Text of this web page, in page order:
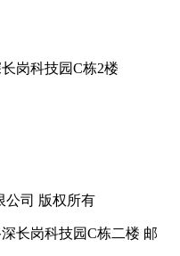
岗科技园C栋2楼
公司 版权所有
长岗科技园C栋二楼 邮